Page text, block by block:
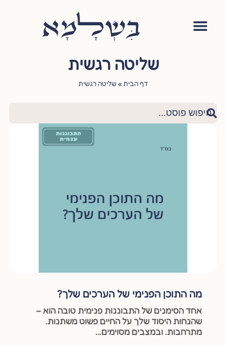
שליטה רגשית
דף הבית »שליטה רגשית
מה התוכן הפנימי של הערכים שלך?
אחד הסימנים של התבוננות פנימית טובה הוא –
שהנחות היסוד שלך על החיים פשוט משתנות.
מתרחבות. ובמצבים מסוימים...